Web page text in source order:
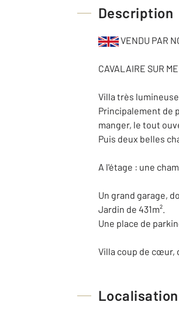
Description
VENDU PAR
CAVALAIRE SUR
Villa très
Principalement de
manger, le tout
Puis deux belles
A l'étage : une
Un grand garage,
Jardin de 431m².
Une place de
Villa coup de cœur,
Localisation